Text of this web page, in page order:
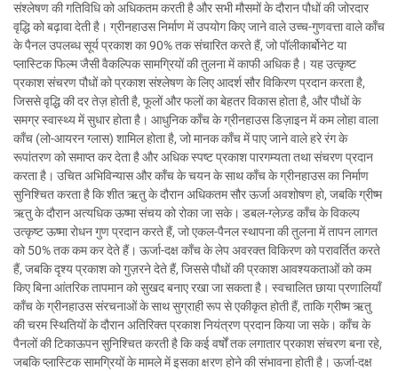
संश्लेषण की गतिविधि को अधिकतम करती है और सभी मौसमों के दौरान पौधों की जोरदार
वृद्धि को बढ़ावा देती है। ग्रीनहाउस निर्माण में उपयोग किए जाने वाले उच्च-गुणवत्ता वाले काँच
के पैनल उपलब्ध सूर्य प्रकाश का 90% तक संचारित करते हैं, जो पॉलीकार्बोनेट या
प्लास्टिक फिल्म जैसी वैकल्पिक सामग्रियों की तुलना में काफी अधिक है। यह उत्कृष्ट
प्रकाश संचरण पौधों को प्रकाश संश्लेषण के लिए आदर्श सौर विकिरण प्रदान करता है,
जिससे वृद्धि की दर तेज़ होती है, फूलों और फलों का बेहतर विकास होता है, और पौधों के
समग्र स्वास्थ्य में सुधार होता है। आधुनिक काँच के ग्रीनहाउस डिज़ाइन में कम लोहा वाला
काँच (लो-आयरन ग्लास) शामिल होता है, जो मानक काँच में पाए जाने वाले हरे रंग के
रूपांतरण को समाप्त कर देता है और अधिक स्पष्ट प्रकाश पारगम्यता तथा संचरण प्रदान
करता है। उचित अभिविन्यास और काँच के चयन के साथ काँच के ग्रीनहाउस का निर्माण
सुनिश्चित करता है कि शीत ऋतु के दौरान अधिकतम सौर ऊर्जा अवशोषण हो, जबकि ग्रीष्म
ऋतु के दौरान अत्यधिक ऊष्मा संचय को रोका जा सके। डबल-ग्लेज़्ड काँच के विकल्प
उत्कृष्ट ऊष्मा रोधन गुण प्रदान करते हैं, जो एकल-पैनल स्थापना की तुलना में तापन लागत
को 50% तक कम कर देते हैं। ऊर्जा-दक्ष काँच के लेप अवरक्त विकिरण को परावर्तित करते
हैं, जबकि दृश्य प्रकाश को गुज़रने देते हैं, जिससे पौधों की प्रकाश आवश्यकताओं को कम
किए बिना आंतरिक तापमान को सुखद बनाए रखा जा सकता है। स्वचालित छाया प्रणालियाँ
काँच के ग्रीनहाउस संरचनाओं के साथ सुग्राही रूप से एकीकृत होती हैं, ताकि ग्रीष्म ऋतु
की चरम स्थितियों के दौरान अतिरिक्त प्रकाश नियंत्रण प्रदान किया जा सके। काँच के
पैनलों की टिकाऊपन सुनिश्चित करती है कि कई वर्षों तक लगातार प्रकाश संचरण बना रहे,
जबकि प्लास्टिक सामग्रियों के मामले में इसका क्षरण होने की संभावना होती है। ऊर्जा-दक्ष